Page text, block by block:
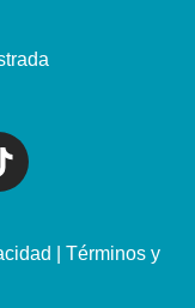
Términos y